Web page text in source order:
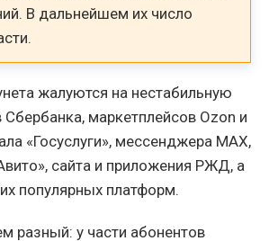
В дальнейшем их число
жалуются на нестабильную
Сбербанка, маркетплейсов Ozon и
«Госуслуги», мессенджера MAX,
сайта и приложения РЖД, а
популярных платформ.
разный: у части абонентов